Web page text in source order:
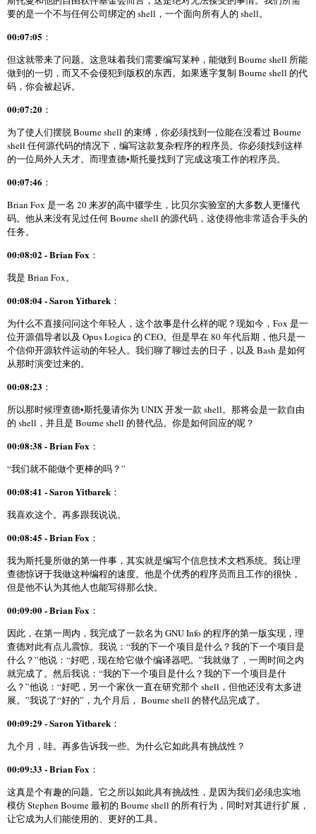
要的是一个不与任何公司绑定的 shell，一个面向所有人的 shell。
00:07:05 ：
但这就带来了问题。这意味着我们需要编写某种，能做到 Bourne shell 所能
做到的一切，而又不会侵犯到版权的东西。如果逐字复制 Bourne shell 的代
码，你会被起诉。
00:07:20 ：
为了使人们摆脱 Bourne shell 的束缚，你必须找到一位能在没看过 Bourne
shell 任何源代码的情况下，编写这款复杂程序的程序员。你必须找到这样
的一位局外人天才。而理查德•斯托曼找到了完成这项工作的程序员。
00:07:46 ：
Brian Fox 是一名 20 来岁的高中辍学生，比贝尔实验室的大多数人更懂代
码。他从来没有见过任何 Bourne shell 的源代码，这使得他非常适合手头的
任务。
00:08:02 - Brian Fox ：
我是 Brian Fox。
00:08:04 - Saron Yitbarek ：
为什么不直接问问这个年轻人，这个故事是什么样的呢？现如今，Fox 是一
位开源倡导者以及 Opus Logica 的 CEO。但是早在 80 年代后期，他只是一
个信仰开源软件运动的年轻人。我们聊了聊过去的日子，以及 Bash 是如何
从那时演变过来的。
00:08:23 ：
所以那时候理查德•斯托曼请你为 UNIX 开发一款 shell。那将会是一款自由
的 shell，并且是 Bourne shell 的替代品。你是如何回应的呢？
00:08:38 - Brian Fox ：
“我们就不能做个更棒的吗？”
00:08:41 - Saron Yitbarek ：
我喜欢这个。再多跟我说说。
00:08:45 - Brian Fox ：
我为斯托曼所做的第一件事，其实就是编写个信息技术文档系统。我让理
查德惊讶于我做这种编程的速度。他是个优秀的程序员而且工作的很快，
但是他不认为其他人也能写得那么快。
00:09:00 - Brian Fox ：
因此，在第一周内，我完成了一款名为 GNU Info 的程序的第一版实现，理
查德对此有点儿震惊。我说：“我的下一个项目是什么？我的下一个项目是
什么？”他说：“好吧，现在给它做个编译器吧。”我就做了，一周时间之内
就完成了。然后我说：“我的下一个项目是什么？我的下一个项目是什
么？”他说：“好吧，另一个家伙一直在研究那个 shell，但他还没有太多进
展。”我说了“好的”，九个月后， Bourne shell 的替代品完成了。
00:09:29 - Saron Yitbarek ：
九个月，哇。再多告诉我一些。为什么它如此具有挑战性？
00:09:33 - Brian Fox ：
这真是个有趣的问题。它之所以如此具有挑战性，是因为我们必须忠实地
模仿 Stephen Bourne 最初的 Bourne shell 的所有行为，同时对其进行扩展，
让它成为人们能使用的、更好的工具。